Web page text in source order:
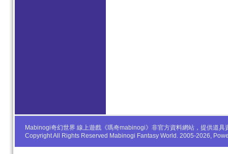
Mabinogi奇幻世界 線上遊戲《瑪奇mabinogi》非官方資料網站，提供道
Copyright All Rights Reserved Mabinogi Fantasy World. 2005-2026,